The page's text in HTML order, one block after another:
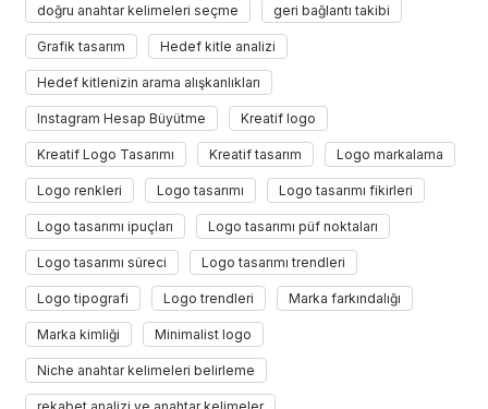
doğru anahtar kelimeleri seçme geri bağlantı takibi
Grafik tasarım Hedef kitle analizi
Hedef kitlenizin arama alışkanlıkları
Instagram Hesap Büyütme Kreatif logo
Kreatif Logo Tasarımı Kreatif tasarım Logo markalama
Logo renkleri Logo tasarımı Logo tasarımı fikirleri
Logo tasarımı ipuçları Logo tasarımı püf noktaları
Logo tasarımı süreci Logo tasarımı trendleri
Logo tipografi Logo trendleri Marka farkındalığı
Marka kimliği Minimalist logo
Niche anahtar kelimeleri belirleme